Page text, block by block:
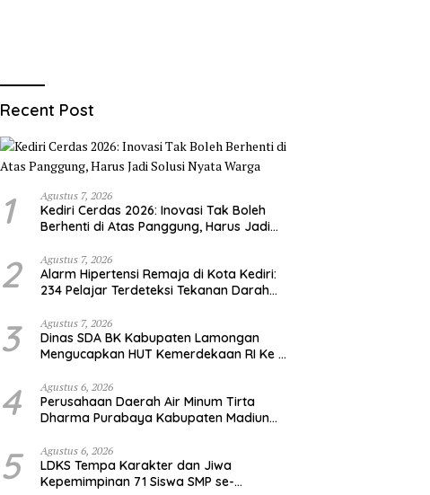
Recent Post
1 Agustus 7, 2026
Kediri Cerdas 2026: Inovasi Tak Boleh
Berhenti di Atas Panggung, Harus Jadi
2 Agustus 7, 2026
Alarm Hipertensi Remaja di Kota Kediri:
234 Pelajar Terdeteksi Tekanan Darah
3 Agustus 7, 2026
Dinas SDA BK Kabupaten Lamongan
Mengucapkan HUT Kemerdekaan RI Ke –
4 Agustus 6, 2026
Perusahaan Daerah Air Minum Tirta
Dharma Purabaya Kabupaten Madiun
HUT Kemerdekaan RI Ke – 81
5 Agustus 6, 2026
LDKS Tempa Karakter dan Jiwa
Kepemimpinan 71 Siswa SMP se-